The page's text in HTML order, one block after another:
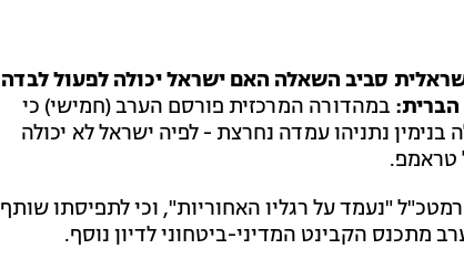
סביב השאלה האם ישראל יכולה לפעול לבדה
במהדורה המרכזית פורסם הערב (חמישי) כי
נתניהו עמדה נחרצת - לפיה ישראל לא יכולה
טראמפ.
בתוכן השיחות אמר לחדשות 13 כי הרמטכ"ל "נעמד על רגליו האחוריות", וכי לתפיסתו שותף
מתכנס הקבינט המדיני-ביטחוני לדיון נוסף.